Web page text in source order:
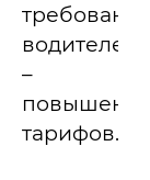
требование
водителей
–
повышение
тарифов.